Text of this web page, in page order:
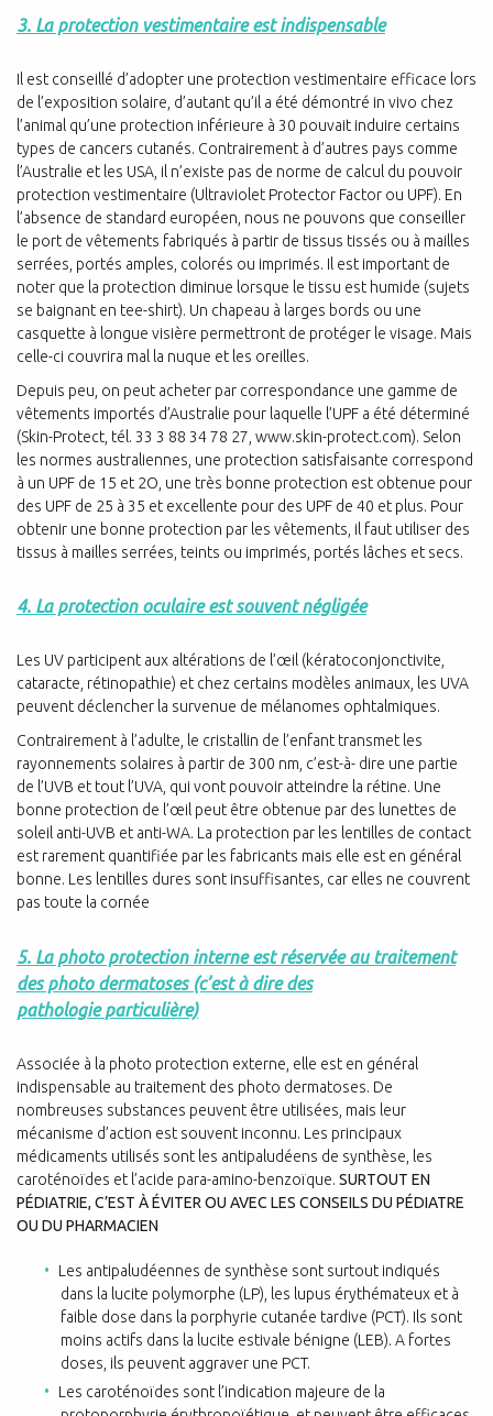
3. La protection vestimentaire est indispensable
Il est conseillé d’adopter une protection vestimentaire efficace lors
de l’exposition solaire, d’autant qu’il a été démontré in vivo chez
l’animal qu’une protection inférieure à 30 pouvait induire certains
types de cancers cutanés. Contrairement à d’autres pays comme
l’Australie et les USA, il n’existe pas de norme de calcul du pouvoir
protection vestimentaire (Ultraviolet Protector Factor ou UPF). En
l’absence de standard européen, nous ne pouvons que conseiller
le port de vêtements fabriqués à partir de tissus tissés ou à mailles
serrées, portés amples, colorés ou imprimés. Il est important de
noter que la protection diminue lorsque le tissu est humide (sujets
se baignant en tee-shirt). Un chapeau à larges bords ou une
casquette à longue visière permettront de protéger le visage. Mais
celle-ci couvrira mal la nuque et les oreilles.
Depuis peu, on peut acheter par correspondance une gamme de
vêtements importés d’Australie pour laquelle l’UPF a été déterminé
(Skin-Protect, tél. 33 3 88 34 78 27, www.skin-protect.com). Selon
les normes australiennes, une protection satisfaisante correspond
à un UPF de 15 et 2O, une très bonne protection est obtenue pour
des UPF de 25 à 35 et excellente pour des UPF de 40 et plus. Pour
obtenir une bonne protection par les vêtements, il faut utiliser des
tissus à mailles serrées, teints ou imprimés, portés lâches et secs.
4. La protection oculaire est souvent négligée
Les UV participent aux altérations de l’œil (kératoconjonctivite,
cataracte, rétinopathie) et chez certains modèles animaux, les UVA
peuvent déclencher la survenue de mélanomes ophtalmiques.
Contrairement à l’adulte, le cristallin de l’enfant transmet les
rayonnements solaires à partir de 300 nm, c’est-à- dire une partie
de l’UVB et tout l’UVA, qui vont pouvoir atteindre la rétine. Une
bonne protection de l’œil peut être obtenue par des lunettes de
soleil anti-UVB et anti-WA. La protection par les lentilles de contact
est rarement quantifiée par les fabricants mais elle est en général
bonne. Les lentilles dures sont insuffisantes, car elles ne couvrent
pas toute la cornée
5. La photo protection interne est réservée au traitement
des photo dermatoses (c’est à dire des
pathologieparticulière)
Associée à la photo protection externe, elle est en général
indispensable au traitement des photo dermatoses. De
nombreuses substances peuvent être utilisées, mais leur
mécanisme d’action est souvent inconnu. Les principaux
médicaments utilisés sont les antipaludéens de synthèse, les
caroténoïdes et l’acide para-amino-benzoïque. SURTOUT EN
PÉDIATRIE, C’EST À ÉVITER OU AVEC LES CONSEILS DU PÉDIATRE
OU DU PHARMACIEN
Les antipaludéennes de synthèse sont surtout indiqués
dans la lucite polymorphe (LP), les lupus érythémateux et à
faible dose dans la porphyrie cutanée tardive (PCT). Ils sont
moins actifs dans la lucite estivale bénigne (LEB). A fortes
doses, ils peuvent aggraver une PCT.
Les caroténoïdes sont l’indication majeure de la